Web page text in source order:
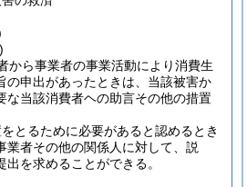
から事業者の事業活動により消費生
の申出があったときは、当該被害か
な当該消費者ヘの助言その他の措置
とるために必要があると認めるとき
業者その他の関係人に対して、説
を求めることができる。